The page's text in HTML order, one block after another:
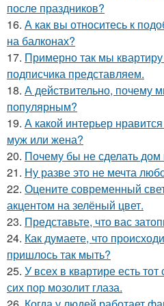
после праздников?
16. А как вы относитесь к
на балконах?
17. Примерно так мы
подписчика представляем.
18. А действительно, почему
популярным?
19. А какой интерьер
муж или жена?
20. Почему бы не сделать
21. Ну разве это не мечта
22. Оцените современный
акцентом на зелёный цвет.
23. Представьте, что вас
24. Как думаете, что
пришлось так мыть?
25. У всех в квартире есть
сих пор мозолит глаза.